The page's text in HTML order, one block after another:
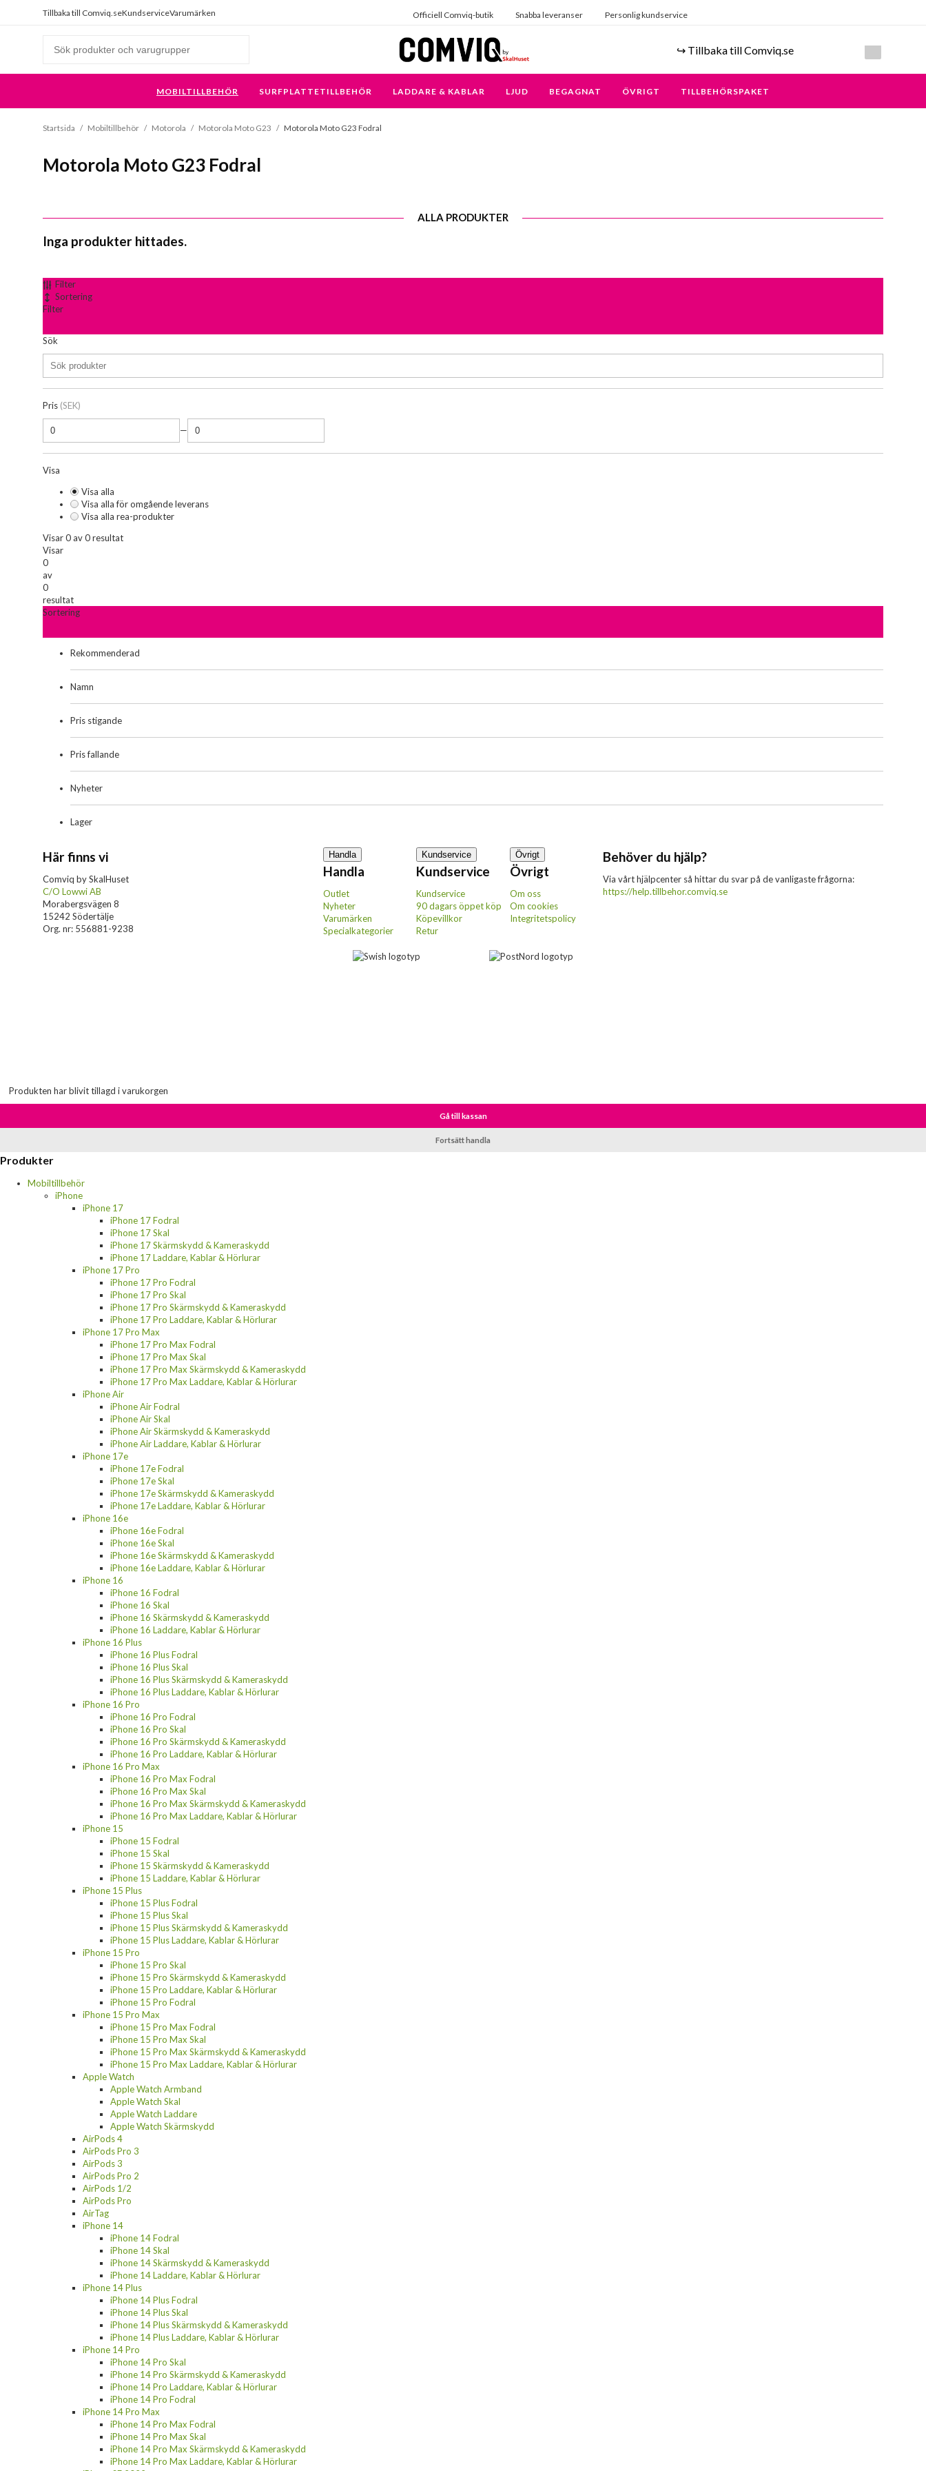
Tillbaka till Comviq.seKundserviceVarumärken Officiell Comviq-butik Snabba leveranser Personlig kundservice
↪️ Tillbaka till Comviq.se
MOBILTILLBEHÖR SURFPLATTETILLBEHÖR LADDARE & KABLAR LJUD BEGAGNAT ÖVRIGT TILLBEHÖRSPAKET
Startsida / Mobiltillbehör / Motorola / Motorola Moto G23 / Motorola Moto G23 Fodral
Motorola Moto G23 Fodral
ALLA PRODUKTER
Inga produkter hittades.
Filter
Sortering
Filter
Sök
Pris (SEK)
—
Visa
Visa alla
Visa alla för omgående leverans
Visa alla rea-produkter
Visar 0 av 0 resultat
Visar
0
av
0
resultat
Sortering
Rekommenderad
Namn
Pris stigande
Pris fallande
Nyheter
Lager
Här finns vi
Comviq by SkalHuset
C/O Lowwi AB
Morabergsvägen 8
15242 Södertälje
Org. nr: 556881-9238
Handla
Handla
Outlet
Nyheter
Varumärken
Specialkategorier
Kundservice
Kundservice
Kundservice
90 dagars öppet köp
Köpevillkor
Retur
Övrigt
Övrigt
Om oss
Om cookies
Integritetspolicy
Behöver du hjälp?
Via vårt hjälpcenter så hittar du svar på de vanligaste frågorna:
https://help.tillbehor.comviq.se
Produkten har blivit tillagd i varukorgen
Gå till kassan
Fortsätt handla
Produkter
Mobiltillbehör
iPhone
iPhone 17
iPhone 17 Fodral
iPhone 17 Skal
iPhone 17 Skärmskydd & Kameraskydd
iPhone 17 Laddare, Kablar & Hörlurar
iPhone 17 Pro
iPhone 17 Pro Fodral
iPhone 17 Pro Skal
iPhone 17 Pro Skärmskydd & Kameraskydd
iPhone 17 Pro Laddare, Kablar & Hörlurar
iPhone 17 Pro Max
iPhone 17 Pro Max Fodral
iPhone 17 Pro Max Skal
iPhone 17 Pro Max Skärmskydd & Kameraskydd
iPhone 17 Pro Max Laddare, Kablar & Hörlurar
iPhone Air
iPhone Air Fodral
iPhone Air Skal
iPhone Air Skärmskydd & Kameraskydd
iPhone Air Laddare, Kablar & Hörlurar
iPhone 17e
iPhone 17e Fodral
iPhone 17e Skal
iPhone 17e Skärmskydd & Kameraskydd
iPhone 17e Laddare, Kablar & Hörlurar
iPhone 16e
iPhone 16e Fodral
iPhone 16e Skal
iPhone 16e Skärmskydd & Kameraskydd
iPhone 16e Laddare, Kablar & Hörlurar
iPhone 16
iPhone 16 Fodral
iPhone 16 Skal
iPhone 16 Skärmskydd & Kameraskydd
iPhone 16 Laddare, Kablar & Hörlurar
iPhone 16 Plus
iPhone 16 Plus Fodral
iPhone 16 Plus Skal
iPhone 16 Plus Skärmskydd & Kameraskydd
iPhone 16 Plus Laddare, Kablar & Hörlurar
iPhone 16 Pro
iPhone 16 Pro Fodral
iPhone 16 Pro Skal
iPhone 16 Pro Skärmskydd & Kameraskydd
iPhone 16 Pro Laddare, Kablar & Hörlurar
iPhone 16 Pro Max
iPhone 16 Pro Max Fodral
iPhone 16 Pro Max Skal
iPhone 16 Pro Max Skärmskydd & Kameraskydd
iPhone 16 Pro Max Laddare, Kablar & Hörlurar
iPhone 15
iPhone 15 Fodral
iPhone 15 Skal
iPhone 15 Skärmskydd & Kameraskydd
iPhone 15 Laddare, Kablar & Hörlurar
iPhone 15 Plus
iPhone 15 Plus Fodral
iPhone 15 Plus Skal
iPhone 15 Plus Skärmskydd & Kameraskydd
iPhone 15 Plus Laddare, Kablar & Hörlurar
iPhone 15 Pro
iPhone 15 Pro Skal
iPhone 15 Pro Skärmskydd & Kameraskydd
iPhone 15 Pro Laddare, Kablar & Hörlurar
iPhone 15 Pro Fodral
iPhone 15 Pro Max
iPhone 15 Pro Max Fodral
iPhone 15 Pro Max Skal
iPhone 15 Pro Max Skärmskydd & Kameraskydd
iPhone 15 Pro Max Laddare, Kablar & Hörlurar
Apple Watch
Apple Watch Armband
Apple Watch Skal
Apple Watch Laddare
Apple Watch Skärmskydd
AirPods 4
AirPods Pro 3
AirPods 3
AirPods Pro 2
AirPods 1/2
AirPods Pro
AirTag
iPhone 14
iPhone 14 Fodral
iPhone 14 Skal
iPhone 14 Skärmskydd & Kameraskydd
iPhone 14 Laddare, Kablar & Hörlurar
iPhone 14 Plus
iPhone 14 Plus Fodral
iPhone 14 Plus Skal
iPhone 14 Plus Skärmskydd & Kameraskydd
iPhone 14 Plus Laddare, Kablar & Hörlurar
iPhone 14 Pro
iPhone 14 Pro Skal
iPhone 14 Pro Skärmskydd & Kameraskydd
iPhone 14 Pro Laddare, Kablar & Hörlurar
iPhone 14 Pro Fodral
iPhone 14 Pro Max
iPhone 14 Pro Max Fodral
iPhone 14 Pro Max Skal
iPhone 14 Pro Max Skärmskydd & Kameraskydd
iPhone 14 Pro Max Laddare, Kablar & Hörlurar